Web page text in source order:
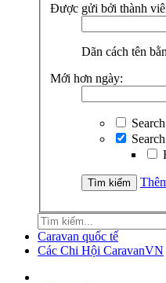
Được gửi bởi thành
Dãn cách tên
Mới hơn ngày:
Caravan quốc tế
Các Chi Hội CaravanVN